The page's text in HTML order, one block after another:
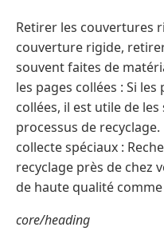
Retirer les couvertures
couverture rigide,
souvent faites de
les pages collées : Si
collées, il est utile de
processus de
collecte spéciaux :
recyclage près de chez
de haute qualité
core/heading